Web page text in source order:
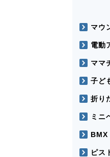
マウ
電動
ママ
子ど
折り
ミニ
BMX
ピス